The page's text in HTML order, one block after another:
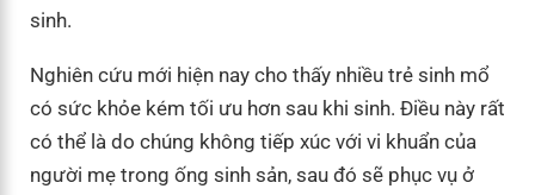
sinh.
Nghiên cứu mới hiện nay cho thấy nhiều trẻ sinh mổ
có sức khỏe kém tối ưu hơn sau khi sinh. Điều này rất
có thể là do chúng không tiếp xúc với vi khuẩn của
người mẹ trong ống sinh sản, sau đó sẽ phục vụ ở